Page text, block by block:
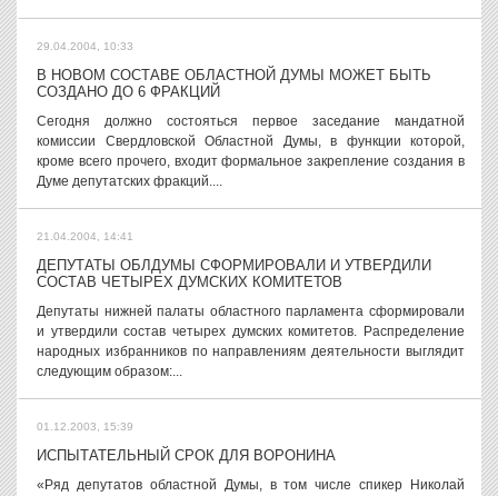
29.04.2004, 10:33
В НОВОМ СОСТАВЕ ОБЛАСТНОЙ ДУМЫ МОЖЕТ БЫТЬ
СОЗДАНО ДО 6 ФРАКЦИЙ
Сегодня должно состояться первое заседание мандатной
комиссии Свердловской Областной Думы, в функции которой,
кроме всего прочего, входит формальное закрепление создания в
Думе депутатских фракций....
21.04.2004, 14:41
ДЕПУТАТЫ ОБЛДУМЫ СФОРМИРОВАЛИ И УТВЕРДИЛИ
СОСТАВ ЧЕТЫРЕХ ДУМСКИХ КОМИТЕТОВ
Депутаты нижней палаты областного парламента сформировали
и утвердили состав четырех думских комитетов. Распределение
народных избранников по направлениям деятельности выглядит
следующим образом:...
01.12.2003, 15:39
ИСПЫТАТЕЛЬНЫЙ СРОК ДЛЯ ВОРОНИНА
«Ряд депутатов областной Думы, в том числе спикер Николай